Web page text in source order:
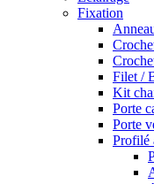
Fixation
Filet /
Kit
Porte
Porte
Profilé